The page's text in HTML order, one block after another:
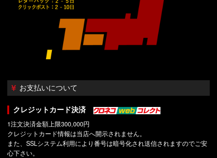
お支払いについて
クレジットカード決済
1注文決済金額上限300,000円
クレジットカード情報は当店へ開示されません。
また、SSLシステム利用により番号は暗号化され送信されますのでご安
心下さい。